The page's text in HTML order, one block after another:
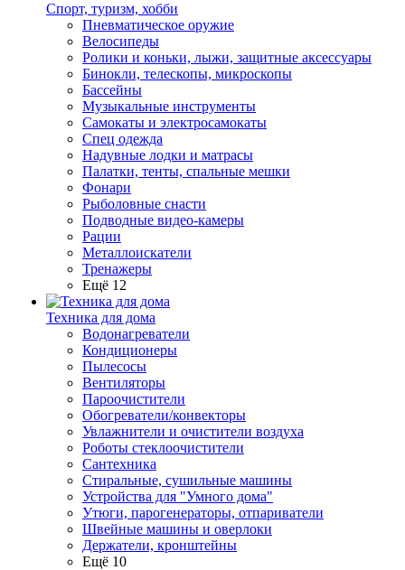
Спорт, туризм, хобби
Пневматическое оружие
Велосипеды
Ролики и коньки, лыжи, защитные аксессуары
Бинокли, телескопы, микроскопы
Бассейны
Музыкальные инструменты
Самокаты и электросамокаты
Спец одежда
Надувные лодки и матрасы
Палатки, тенты, спальные мешки
Фонари
Рыболовные снасти
Подводные видео-камеры
Рации
Металлоискатели
Тренажеры
Ещё 12
Техника для дома
Водонагреватели
Кондиционеры
Пылесосы
Вентиляторы
Пароочистители
Обогреватели/конвекторы
Увлажнители и очистители воздуха
Роботы стеклоочистители
Сантехника
Стиральные, сушильные машины
Устройства для "Умного дома"
Утюги, парогенераторы, отпариватели
Швейные машины и оверлоки
Держатели, кронштейны
Ещё 10